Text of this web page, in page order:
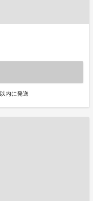
内に発送